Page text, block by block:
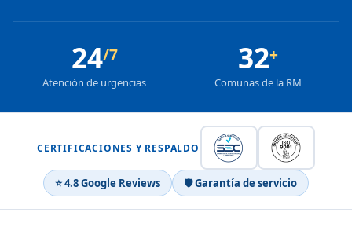
24/7
Atención de urgencias
32+
Comunas de la RM
CERTIFICACIONES Y RESPALDO
⭐ 4.8 Google Reviews 🛡 Garantía de servicio